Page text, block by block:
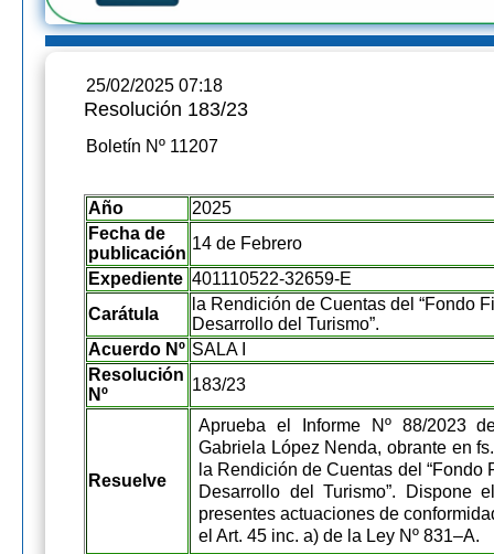
25/02/2025 07:18
Resolución 183/23
Boletín Nº 11207
Año
2025
Fecha de
publicación
14 de Febrero
Expediente 401110522-32659-E
Carátula
la Rendición de Cuentas del “Fondo
Desarrollo del Turismo”.
Acuerdo Nº SALA I
Resolución
Nº
183/23
Resuelve
Aprueba el Informe Nº 88/2023
Gabriela López Nenda, obrante en
la Rendición de Cuentas del “Fondo
Desarrollo del Turismo”. Dispone
presentes actuaciones de
el Art. 45 inc. a) de la Ley Nº 831–A.